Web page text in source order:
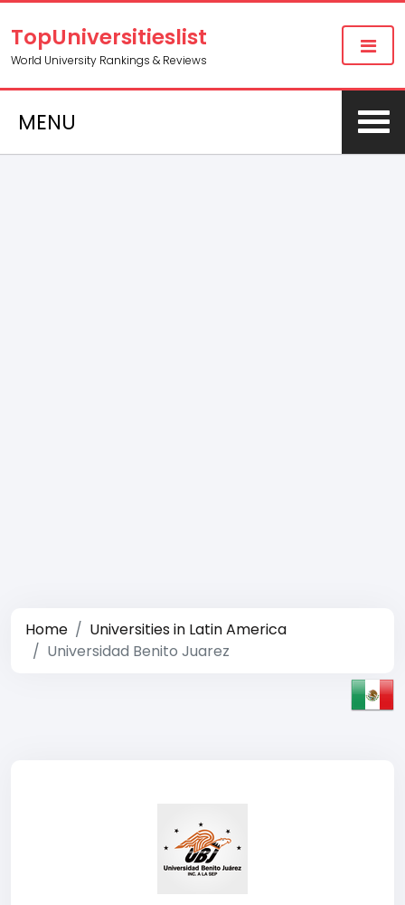
TopUniversitieslist
World University Rankings & Reviews
MENU
Home
Universities in Latin America
Universidad Benito Juarez